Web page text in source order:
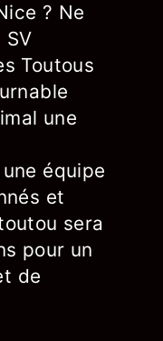
? Ne
SV
Toutous
une
équipe
et
sera
pour un
de